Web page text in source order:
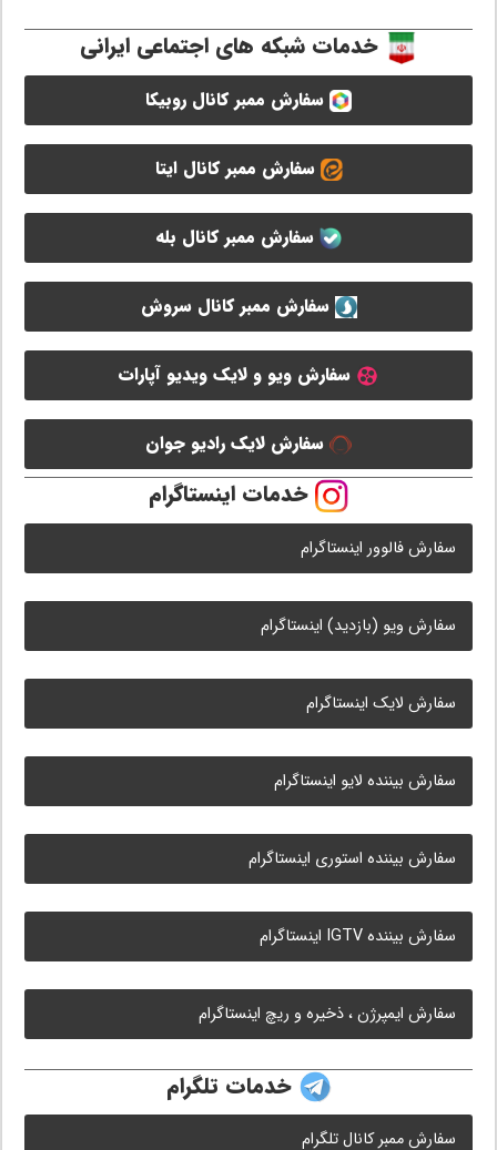
خدمات شبکه های اجتماعی ایرانی
سفارش ممبر کانال روبیکا
سفارش ممبر کانال ایتا
سفارش ممبر کانال بله
سفارش ممبر کانال سروش
سفارش ویو و لایک ویدیو آپارات
سفارش لایک رادیو جوان
خدمات اینستاگرام
سفارش فالوور اینستاگرام
سفارش ویو (بازدید) اینستاگرام
سفارش لایک اینستاگرام
سفارش بیننده لایو اینستاگرام
سفارش بیننده استوری اینستاگرام
سفارش بیننده IGTV اینستاگرام
سفارش ایمپرژن ، ذخیره و ریچ اینستاگرام
خدمات تلگرام
سفارش ممبر کانال تلگرام